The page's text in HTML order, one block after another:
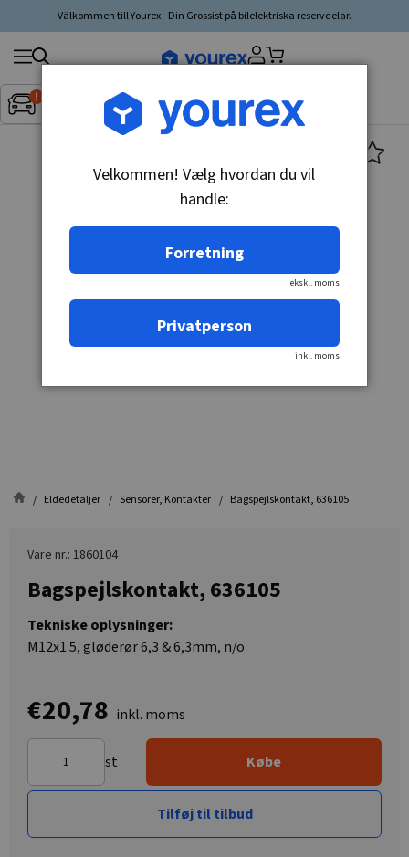
Välkommen till Yourex - Din Grossist på bilelektriska reservdelar.
Inget fordon valt▼
Søg
produkt,
producent,
Eldedetaljer Sensorer, Kontakter Bagspejlskontakt, 636105
Vare nr.: 1860104
Bagspejlskontakt, 636105
Tekniske oplysninger:
M12x1.5, gløderør 6,3 & 6,3mm, n/o
€20,78 inkl. moms
st Købe
Tilføj til tilbud
Velkommen! Vælg hvordan du vil
handle:
Forretning
ekskl. moms
Privatperson
inkl. moms